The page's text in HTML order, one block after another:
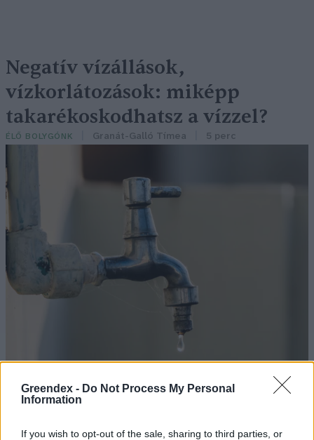
Greendex - Do Not Process My Personal
Information
If you wish to opt-out of the sale, sharing to third parties, or
Negatív vízállások,
vízkorlátozások: miképp
takarékoskodhatsz a vízzel?
ÉLŐ BOLYGÓNK Granát-Galló Tímea 5 perc